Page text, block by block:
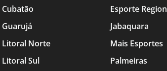
Cubatão
Guarujá
Litoral Norte
Litoral Sul
Esporte
Jabaquara
Mais Esportes
Palmeiras